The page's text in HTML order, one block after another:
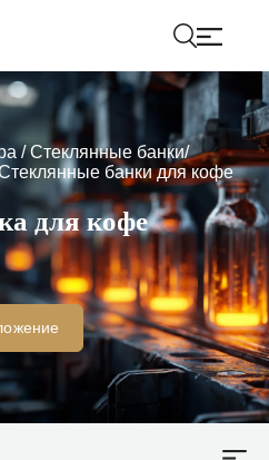
/Стеклянные банки/
банки для кофе
для кофе